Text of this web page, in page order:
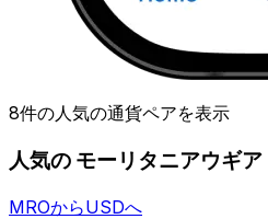
8件の人気の通貨ペアを表示
人気の モーリタニアウギ
MROからUSDへ